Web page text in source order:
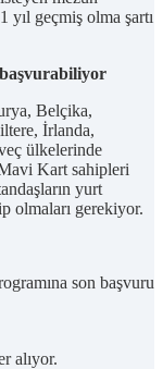
yıl geçmiş olma şartı
Belçika,
İrlanda,
ülkelerinde
Kart sahipleri
yurt
olmaları gerekiyor.
son başvuru
alıyor.